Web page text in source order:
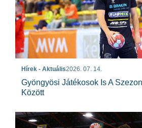
Hírek - Aktuális2026. 07. 14.
Gyöngyösi Játékosok Is A
Között